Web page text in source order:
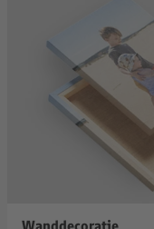
Wanddecoratie